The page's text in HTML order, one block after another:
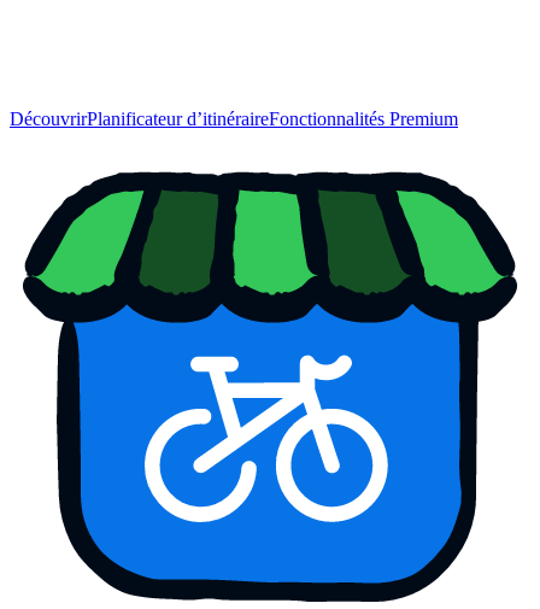
DécouvrirPlanificateur d’itinéraireFonctionnalités Premium